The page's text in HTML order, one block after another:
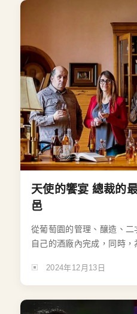
天使的饗宴 總裁的
邑
從葡萄園的管理、釀造、
自己的酒廠內完成，同時，
2024年12月13日